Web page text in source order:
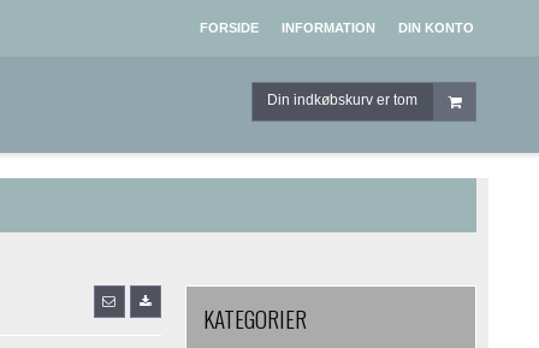
FORSIDE INFORMATION DIN KONTO
Din indkøbskurv er tom
KATEGORIER